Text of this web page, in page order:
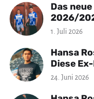
Das
2026/
1. Juli 2026
Hansa
Diese
24. Juni 2026